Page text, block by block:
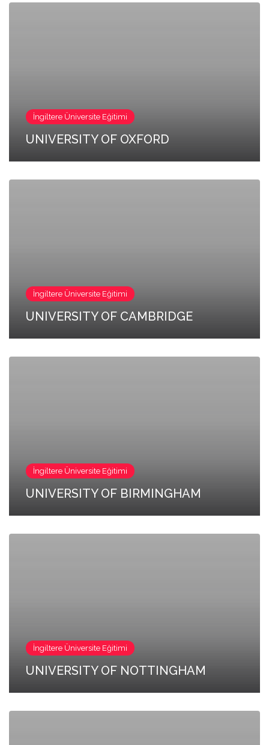
İngiltere Üniversite Eğitimi
UNIVERSITY OF OXFORD
İngiltere Üniversite Eğitimi
UNIVERSITY OF CAMBRIDGE
İngiltere Üniversite Eğitimi
UNIVERSITY OF BIRMINGHAM
İngiltere Üniversite Eğitimi
UNIVERSITY OF NOTTINGHAM